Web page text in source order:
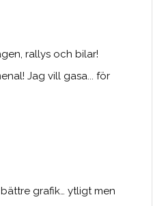
rallys och bilar!
Jag vill gasa... för
grafik… ytligt men